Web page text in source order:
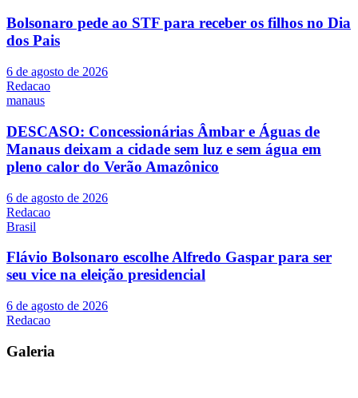
Bolsonaro pede ao STF para receber os filhos no Dia
dos Pais
6 de agosto de 2026
Redacao
manaus
DESCASO: Concessionárias Âmbar e Águas de
Manaus deixam a cidade sem luz e sem água em
pleno calor do Verão Amazônico
6 de agosto de 2026
Redacao
Brasil
Flávio Bolsonaro escolhe Alfredo Gaspar para ser
seu vice na eleição presidencial
6 de agosto de 2026
Redacao
Galeria